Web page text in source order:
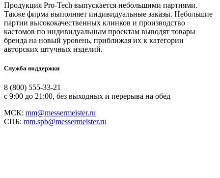
Продукция Pro-Tech выпускается небольшими партиями.
Также фирма выполняет индивидуальные заказы. Небольшие
партии высококачественных клинков и производство
кастомов по индивидуальным проектам выводят товары
бренда на новый уровень, приближая их к категории
авторских штучных изделий.
Служба поддержки
8 (800) 555-33-21
с 9:00 до 21:00, без выходных и перерыва на обед
МСК: mm@messermeister.ru
СПБ: mm.spb@messermeister.ru